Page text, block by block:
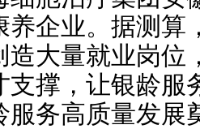
养企业。据测算
造大量就业岗位
支撑，让银龄服
服务高质量发展